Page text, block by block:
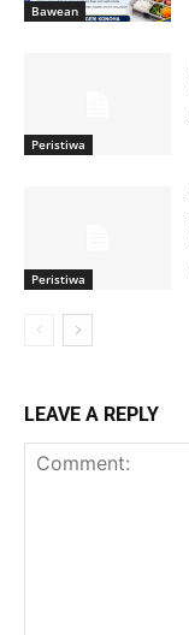
Bawean
Peristiwa
Peristiwa
LEAVE A REPLY